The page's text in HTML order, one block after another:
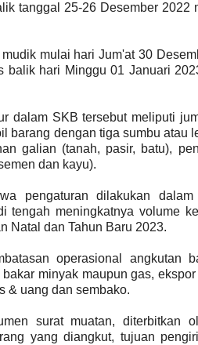
tanggal 25-26 Desember 2022
mulai hari Jum'at 30
balik hari Minggu 01 Januari
dalam SKB tersebut meliputi
barang dengan tiga sumbu atau
galian (tanah, pasir, batu),
dan kayu).
pengaturan dilakukan dalam
tengah meningkatnya volume
Natal dan Tahun Baru 2023.
operasional angkutan
minyak maupun gas,
& uang dan sembako.
surat muatan, diterbitkan
yang diangkut, tujuan